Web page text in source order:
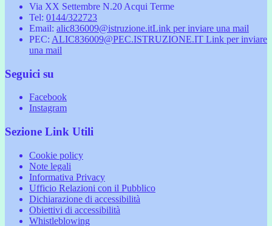
Via XX Settembre N.20 Acqui Terme
Tel: 0144/322723
Email: alic836009@istruzione.itLink per inviare una mail
PEC: ALIC836009@PEC.ISTRUZIONE.IT Link per inviare
una mail
Seguici su
Facebook
Instagram
Sezione Link Utili
Cookie policy
Note legali
Informativa Privacy
Ufficio Relazioni con il Pubblico
Dichiarazione di accessibilità
Obiettivi di accessibilità
Whistleblowing